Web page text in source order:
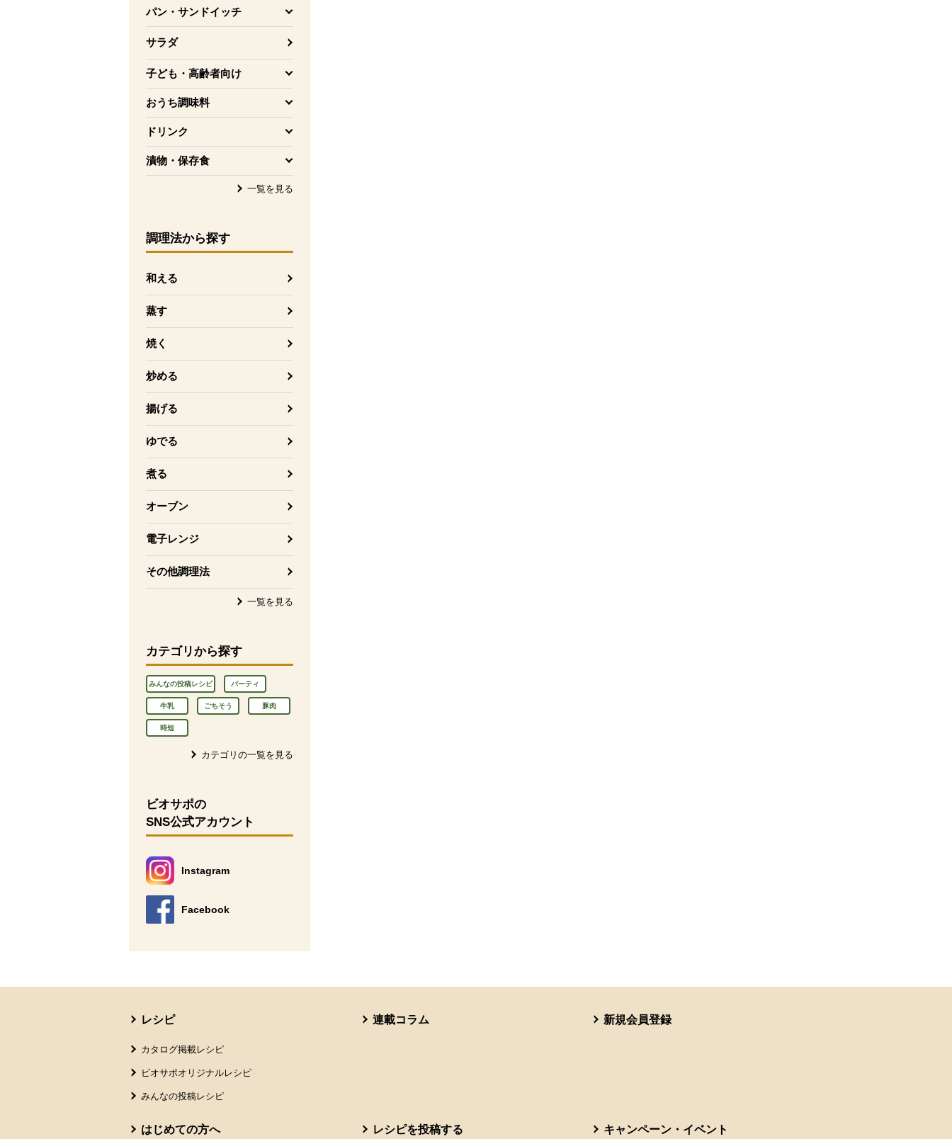
パン・サンドイッチ
を開く
サラダ
子ども・高齢者向け
を開く
おうち調味料
を開く
ドリンク
を開く
漬物・保存食
を開く
一覧を見る
調理法から探す
和える
蒸す
焼く
炒める
揚げる
ゆでる
煮る
オーブン
電子レンジ
その他調理法
一覧を見る
カテゴリから探す
みんなの投稿レシピ パーティ
牛乳 ごちそう 豚肉
時短
カテゴリの一覧を見る
ビオサポの
SNS公式アカウント
Instagram
別のウィンドウで開きます。
Facebook
別のウィンドウで開きます。
レシピ
カタログ掲載レシピ
ビオサポオリジナルレシピ
みんなの投稿レシピ
連載コラム 新規会員登録
はじめての方へ レシピを投稿する キャンペーン・イベント